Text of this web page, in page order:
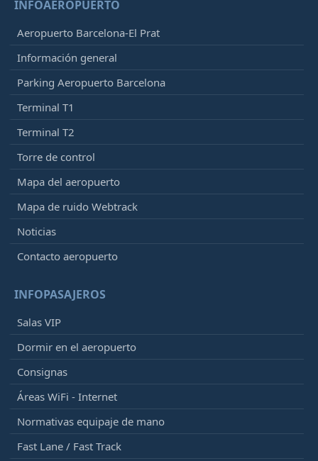
INFOAEROPUERTO
Aeropuerto Barcelona-El Prat
Información general
Parking Aeropuerto Barcelona
Terminal T1
Terminal T2
Torre de control
Mapa del aeropuerto
Mapa de ruido Webtrack
Noticias
Contacto aeropuerto
INFOPASAJEROS
Salas VIP
Dormir en el aeropuerto
Consignas
Áreas WiFi - Internet
Normativas equipaje de mano
Fast Lane / Fast Track